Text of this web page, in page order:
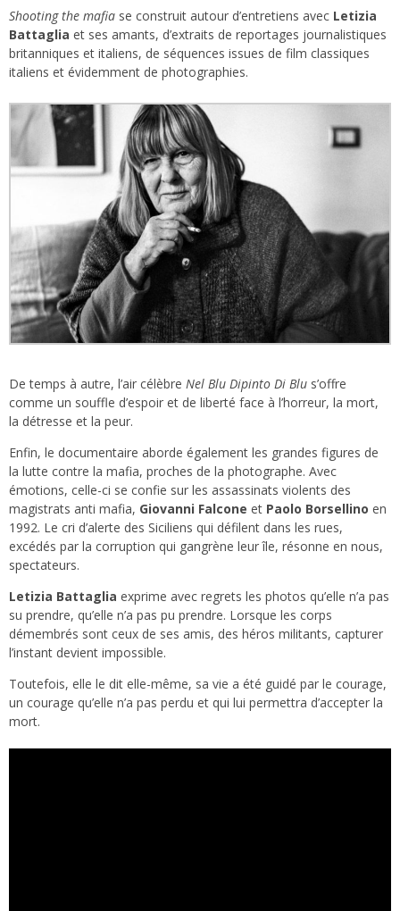
Shooting the mafia se construit autour d’entretiens avec Letizia
Battaglia et ses amants, d’extraits de reportages journalistiques
britanniques et italiens, de séquences issues de film classiques
italiens et évidemment de photographies.
De temps à autre, l’air célèbre Nel Blu Dipinto Di Blu s’offre
comme un souffle d’espoir et de liberté face à l’horreur, la mort,
la détresse et la peur.
Enfin, le documentaire aborde également les grandes figures de
la lutte contre la mafia, proches de la photographe. Avec
émotions, celle-ci se confie sur les assassinats violents des
magistrats anti mafia, Giovanni Falcone et Paolo Borsellino en
1992. Le cri d’alerte des Siciliens qui défilent dans les rues,
excédés par la corruption qui gangrène leur île, résonne en nous,
spectateurs.
Letizia Battaglia exprime avec regrets les photos qu’elle n’a pas
su prendre, qu’elle n’a pas pu prendre. Lorsque les corps
démembrés sont ceux de ses amis, des héros militants, capturer
l’instant devient impossible.
Toutefois, elle le dit elle-même, sa vie a été guidé par le courage,
un courage qu’elle n’a pas perdu et qui lui permettra d’accepter la
mort.